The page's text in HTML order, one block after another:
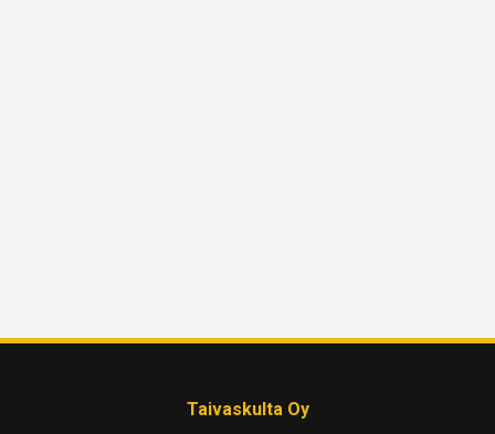
Taivaskulta Oy